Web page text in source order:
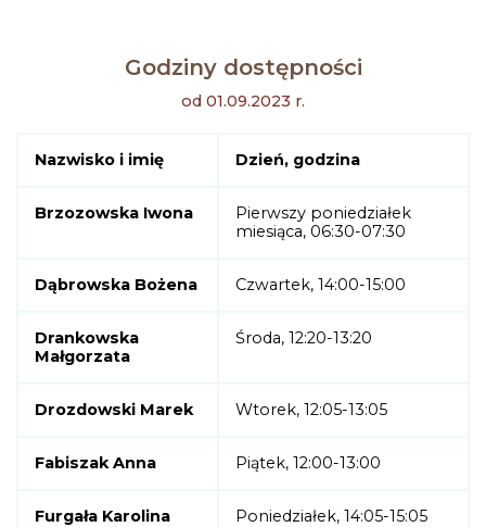
Godziny dostępności
od 01.09.2023 r.
Nazwisko i imię Dzień, godzina
Brzozowska Iwona
Pierwszy poniedziałek
miesiąca, 06:30-07:30
Dąbrowska Bożena Czwartek, 14:00-15:00
Drankowska
Małgorzata
Środa, 12:20-13:20
Drozdowski Marek Wtorek, 12:05-13:05
Fabiszak Anna Piątek, 12:00-13:00
Furgała Karolina Poniedziałek, 14:05-15:05